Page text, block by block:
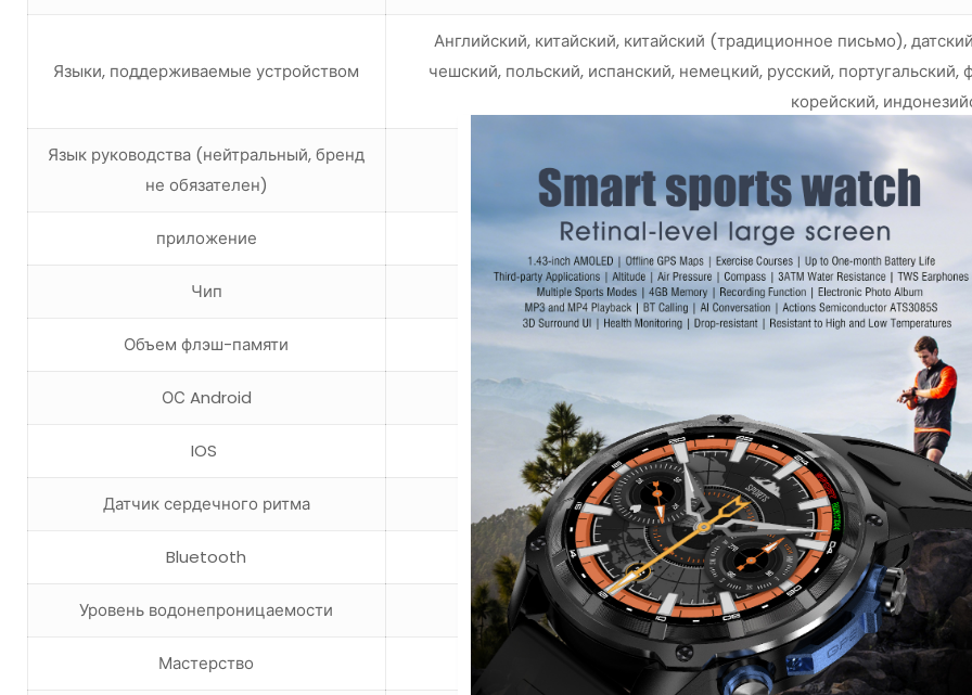
Языки, поддерживаемые устройством
Английский, китайский, китайский (традиционное письмо),
чешский, польский, испанский, немецкий, русский, португальский,
корейский,
Язык руководства (нейтральный, бренд
не обязателен)
Китайский,
приложение WearPro
Чип RTL8762DK
Объем флэш-памяти 128 МБ
ОС Android Android 4.4 и выше
IOS Apple iOS 10.0 и
Датчик сердечного ритма Чжанхэн BD1820
Bluetooth Двойной Bluetooth
Уровень водонепроницаемости IP68
Мастерство Пластиковое